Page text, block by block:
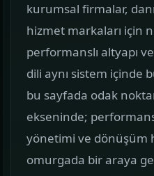
tek
Kurumsal Web
E-ticaret Sitesi
SATIŞ VITRINI
Mobil
kurumsal firmalar,
hizmet markaları için
performanslı altyapı
dili aynı sistem içinde
bu sayfada odak
ekseninde;
yönetimi ve dönüşüm
omurgada bir araya